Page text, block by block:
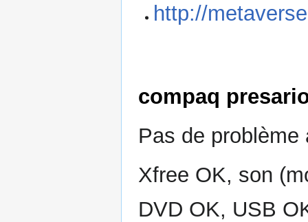
http://
compaq
Pas de
Xfree OK, son
DVD OK, USB